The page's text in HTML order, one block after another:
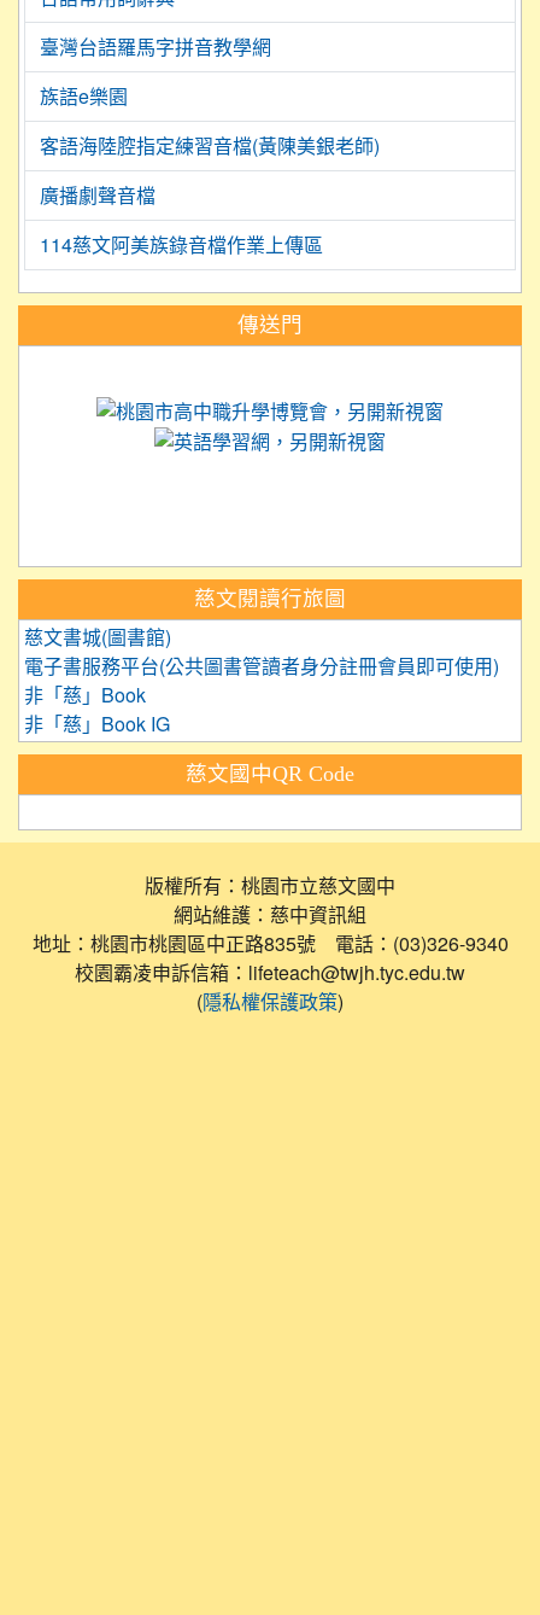
臺灣台語羅馬字拼音教學網
族語e樂園
客語海陸腔指定練習音檔(黃陳美銀老師)
廣播劇聲音檔
114慈文阿美族錄音檔作業上傳區
傳送門
慈文閱讀行旅圖
慈文書城(圖書館)
電子書服務平台(公共圖書管讀者身分註冊會員即可使用)
非「慈」Book
非「慈」Book IG
慈文國中QR Code
版權所有：桃園市立慈文國中
網站維護：慈中資訊組
地址：桃園市桃園區中正路835號 電話：(03)326-9340
校園霸凌申訴信箱：lifeteach@twjh.tyc.edu.tw
(隱私權保護政策)